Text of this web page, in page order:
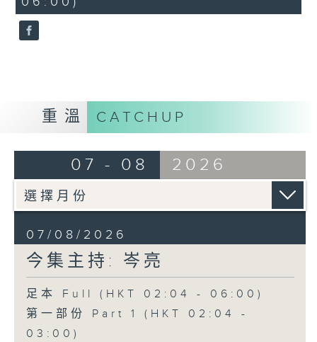
seconds
重溫 CATCHUP
07 - 08 2026
07/08/2026
今集主持: 岑亮
足本 Full (HKT 02:04 - 06:00)
第一部份 Part 1 (HKT 02:04 -
03:00)